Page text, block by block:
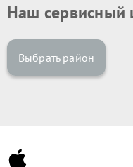
Наш сервисный
Выбрать район